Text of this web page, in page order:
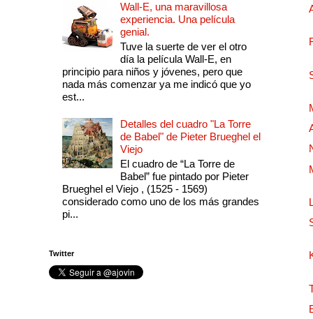
Wall-E, una maravillosa
experiencia. Una película
genial.
Tuve la suerte de ver el otro
día la película Wall-E, en
principio para niños y jóvenes, pero que
nada más comenzar ya me indicó que yo
est...
Detalles del cuadro "La Torre
de Babel" de Pieter Brueghel el
Viejo
El cuadro de “La Torre de
Babel” fue pintado por Pieter
Brueghel el Viejo , (1525 - 1569)
considerado como uno de los más grandes
pi...
Twitter